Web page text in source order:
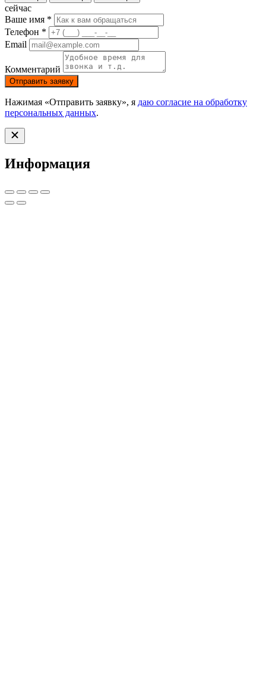
231
990
₽.
990
₽.
сейчас
Ваше имя *
Телефон *
Email
Комментарий
Отправить заявку
Нажимая «Отправить заявку», я даю согласие на обработку
персональных данных.
Информация